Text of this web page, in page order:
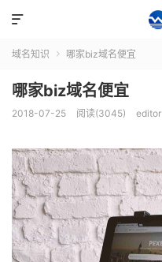

域名知识  哪家biz域名便宜
哪家biz域名便宜
2018-07-25 阅读(3045) editor